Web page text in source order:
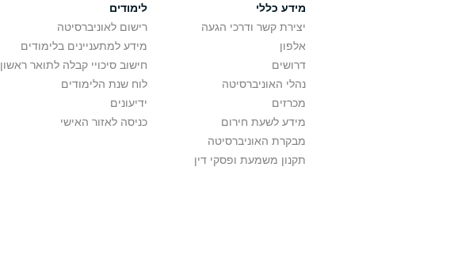
מידע כללי
יצירת קשר ודרכי הגעה
אלפון
דרושים
נהלי האוניברסיטה
מכרזים
מידע לשעת חירום
מבקרת האוניברסיטה
תקנון משמעת ופסקי דין
לימודים
רישום לאוניברסיטה
מידע למתעניינים בלימודים
חישוב סיכויי קבלה לתואר ראשון
לוח שנת הלימודים
ידיעונים
כניסה לאזור האישי